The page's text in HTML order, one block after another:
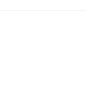
，可完美将直播现场